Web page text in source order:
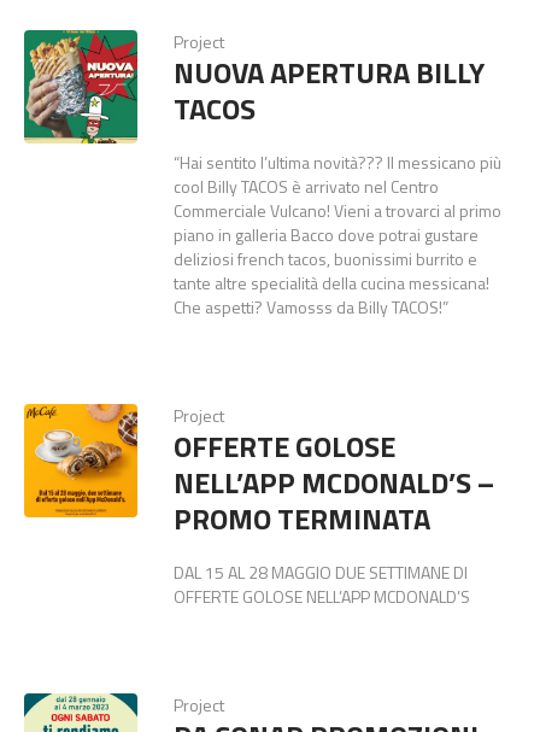
Project
NUOVA APERTURA BILLY
TACOS
“Hai sentito l’ultima novità??? Il messicano più
cool Billy TACOS è arrivato nel Centro
Commerciale Vulcano! Vieni a trovarci al primo
piano in galleria Bacco dove potrai gustare
deliziosi french tacos, buonissimi burrito e
tante altre specialità della cucina messicana!
Che aspetti? Vamosss da Billy TACOS!”
Project
OFFERTE GOLOSE
NELL’APP MCDONALD’S –
PROMO TERMINATA
DAL 15 AL 28 MAGGIO DUE SETTIMANE DI
OFFERTE GOLOSE NELL’APP MCDONALD’S
Project